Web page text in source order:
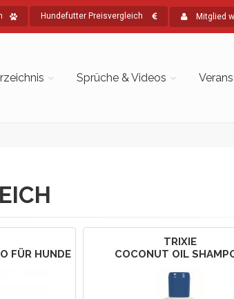
Hundefutter Preisvergleich Mitglied
Sprüche & Videos
FÜR HUNDE
TRIXIE
COCONUT OIL